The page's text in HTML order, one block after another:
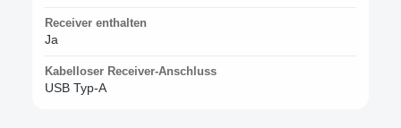
Receiver enthalten
Ja
Kabelloser Receiver-Anschluss
USB Typ-A